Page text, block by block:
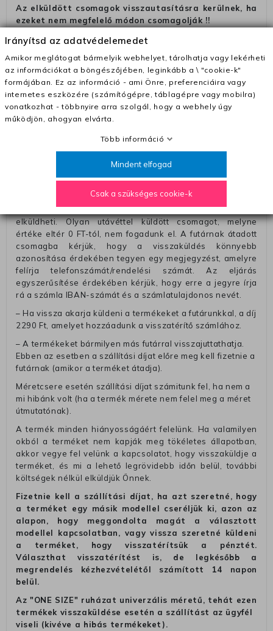
Az elküldött csomagok visszautasításra kerülnek, ha
ezeket nem megfelelő módon csomagolják !!
Szállítási díjak:
– Futár - kézbesítés az ország egész területén, 2-3
munkanapon belül a megrendelés e-mailben / sms-ben
történő megerősítésétől számítva
– Szállítás 1700 Ft (+400 Ft utánvéttel)
– Ingyenes szállítás 31600 Ft feletti megrendeléseknél
számolunk fel (oda -vissza út)
Pénzvisszatérítés:
A pénz visszatérítéséhez küldjük a futárt, hogy vegye át
Öntől a terméket/termékeket, vagy más futárral is
elküldheti. Olyan utávéttel küldött csomagot, melyne
értéke eltér 0 FT-tól, nem fogadunk el. A futárnak átadott
csomagba kérjük, hogy a visszaküldés könnyebb
azonosítása érdekében tegyen egy megjegyzést, amelyre
felírja telefonszámát/rendelési számát. Az eljárás
egyszerűsítése érdekében kérjük, hogy erre a jegyre írja
rá a számla IBAN-számát és a számlatulajdonos nevét.
– Ha vissza akarja küldeni a termékeket a futárunkkal, a díj
2290 Ft, amelyet hozzáadunk a visszatérítő számlához.
– A termékeket bármilyen más futárral visszajuttathatja.
Ebben az esetben a szállítási díjat előre meg kell fizetnie a
futárnak (amikor a terméket átadja).
Méretcsere esetén szállítási díjat számitunk fel, ha nem a
mi hibánk volt (ha a termék mérete nem felel meg a méret
útmutatónak).
A termék minden hiányosságáért felelünk. Ha valamilyen
okból a terméket nem kapják meg tökéletes állapotban,
akkor vegye fel velünk a kapcsolatot, hogy visszaküldje a
terméket, és mi a lehető legrövidebb időn belül, további
költségek nélkül elküldjük Önnek.
Fizetnie kell a szállítási díjat, ha azt szeretné, hogy
a terméket egy másik modellel cseréljük ki, azon az
alapon, hogy meggondolta magát a választott
modellel kapcsolatban, vagy vissza szeretné küldeni
a terméket, hogy visszatérítsük a pénztét.
Választhat visszatérítést is, de legkésőbb a
megrendelés kézhezvételétől számított 14 napon
belül.
Az "ONE SIZE" ruházat univerzális méretű, tehát ezen
termékek visszaküldése esetén a szállítást az ügyfél
viseli (kivéve a hibás termékeket).
Irányítsd az adatvédelemedet
Amikor meglátogat bármelyik webhelyet, tárolhatja vagy lekérheti
az információkat a böngészőjében, leginkább a \ "cookie-k"
formájában. Ez az információ - ami Önre, preferenciáira vagy
internetes eszközére (számítógépre, táblagépre vagy mobilra)
vonatkozhat - többnyire arra szolgál, hogy a webhely úgy
működjön, ahogyan elvárta.
Több információ
Mindent elfogad
Csak a szükséges cookie-k